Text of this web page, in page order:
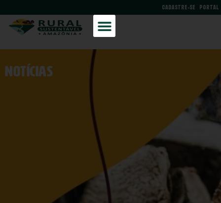
PORTAL
CADASTRE-SE
NOtícias